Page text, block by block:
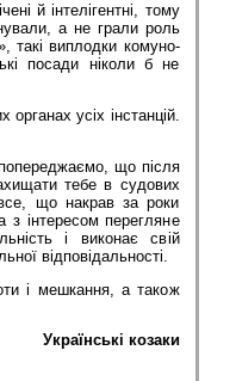
й інтелігентні, тому
а не грали роль
такі виплодки комуно-
посади ніколи б не
усіх інстанцій.
що після
тебе в судових
що накрав за роки
з інтересом перегляне
і виконає свій
відповідальності.
і мешкання, а також
Українські козаки